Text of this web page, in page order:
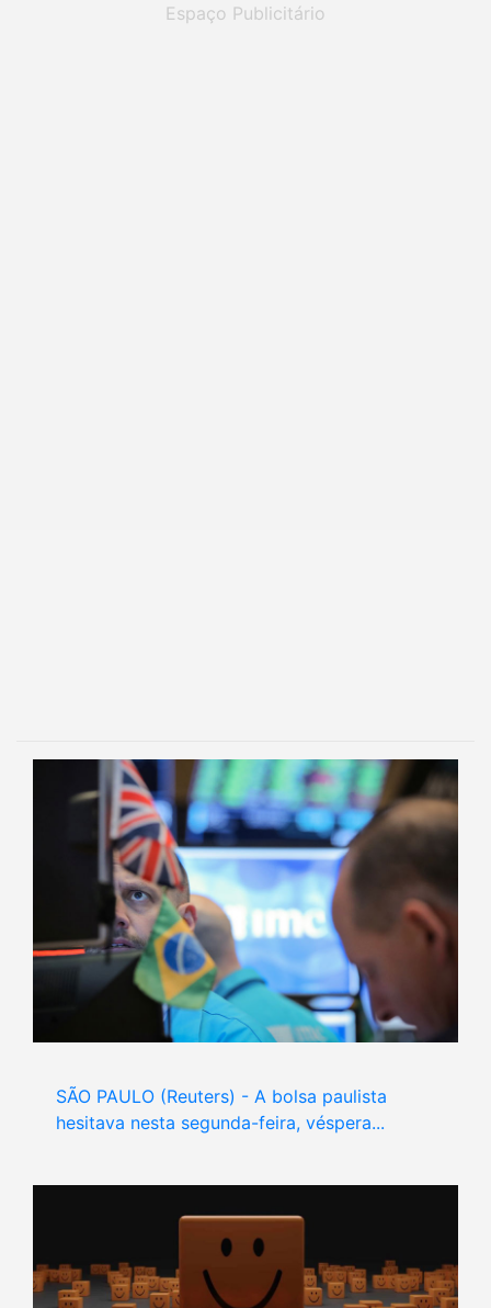
Espaço Publicitário
SÃO PAULO (Reuters) - A bolsa paulista
hesitava nesta segunda-feira, véspera...